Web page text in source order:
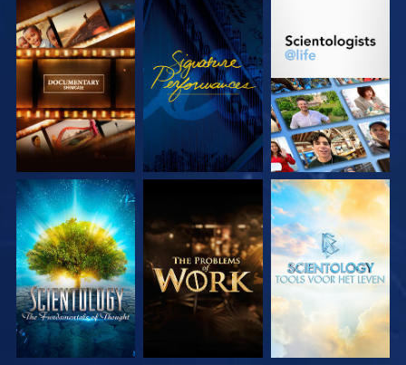
VERKEN DE SERIE KIJK VERKEN DE SERIE
VERKEN DE SERIE VERKEN DE SERIE VERKEN DE SERIE